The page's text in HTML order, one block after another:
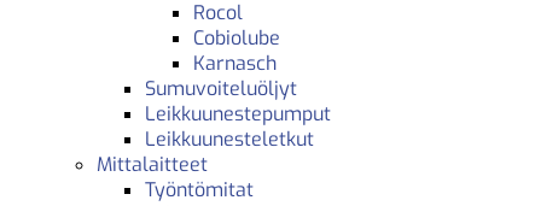
Rocol
Cobiolube
Karnasch
Sumuvoiteluöljyt
Leikkuunestepumput
Leikkuunesteletkut
Mittalaitteet
Työntömitat